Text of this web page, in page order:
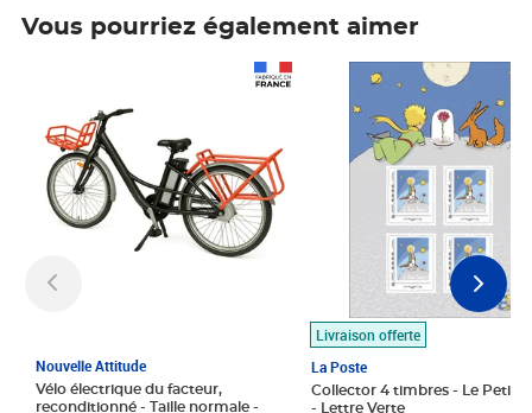
Vous pourriez également aimer
Nouvelle Attitude
Vélo électrique du facteur,
reconditionné - Taille normale -
Livraison offerte
La Poste
Collector 4 timbres - Le Petit
- Lettre Verte
Prix 7,50€